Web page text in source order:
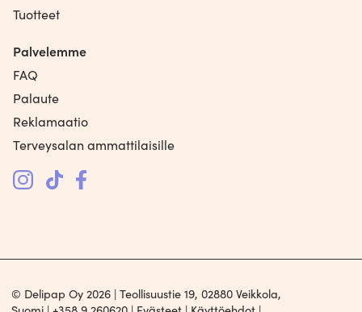
Tuotteet
Palvelemme
FAQ
Palaute
Reklamaatio
Terveysalan ammattilaisille
© Delipap Oy 2026 | Teollisuustie 19, 02880 Veikkola,